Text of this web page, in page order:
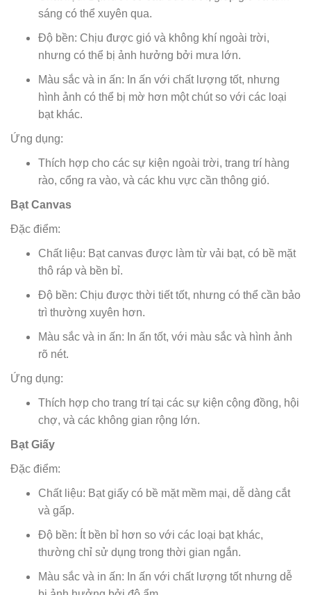
sáng có thể xuyên qua.
Độ bền: Chịu được gió và không khí ngoài trời,
nhưng có thể bị ảnh hưởng bởi mưa lớn.
Màu sắc và in ấn: In ấn với chất lượng tốt, nhưng
hình ảnh có thể bị mờ hơn một chút so với các loại
bạt khác.
Ứng dụng:
Thích hợp cho các sự kiện ngoài trời, trang trí hàng
rào, cổng ra vào, và các khu vực cần thông gió.
Bạt Canvas
Đặc điểm:
Chất liệu: Bạt canvas được làm từ vải bạt, có bề mặt
thô ráp và bền bỉ.
Độ bền: Chịu được thời tiết tốt, nhưng có thể cần bảo
trì thường xuyên hơn.
Màu sắc và in ấn: In ấn tốt, với màu sắc và hình ảnh
rõ nét.
Ứng dụng:
Thích hợp cho trang trí tại các sự kiện cộng đồng, hội
chợ, và các không gian rộng lớn.
Bạt Giấy
Đặc điểm:
Chất liệu: Bạt giấy có bề mặt mềm mại, dễ dàng cắt
và gấp.
Độ bền: Ít bền bỉ hơn so với các loại bạt khác,
thường chỉ sử dụng trong thời gian ngắn.
Màu sắc và in ấn: In ấn với chất lượng tốt nhưng dễ